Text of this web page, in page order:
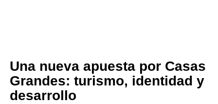
Una nueva apuesta por Casas
Grandes: turismo, identidad y
desarrollo